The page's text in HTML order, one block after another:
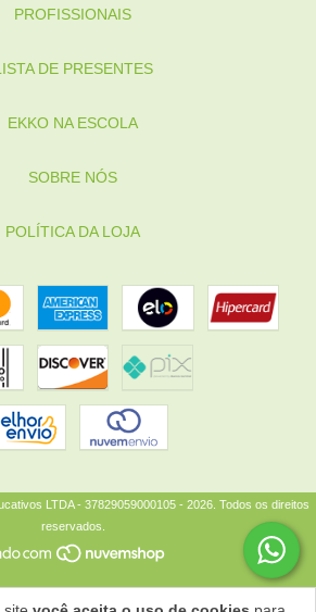
PROFISSIONAIS
DE PRESENTES
EKKO NA ESCOLA
SOBRE NÓS
POLÍTICA DA LOJA
LTDA - 37829059000105 - 2026. Todos os direitos
reservados.